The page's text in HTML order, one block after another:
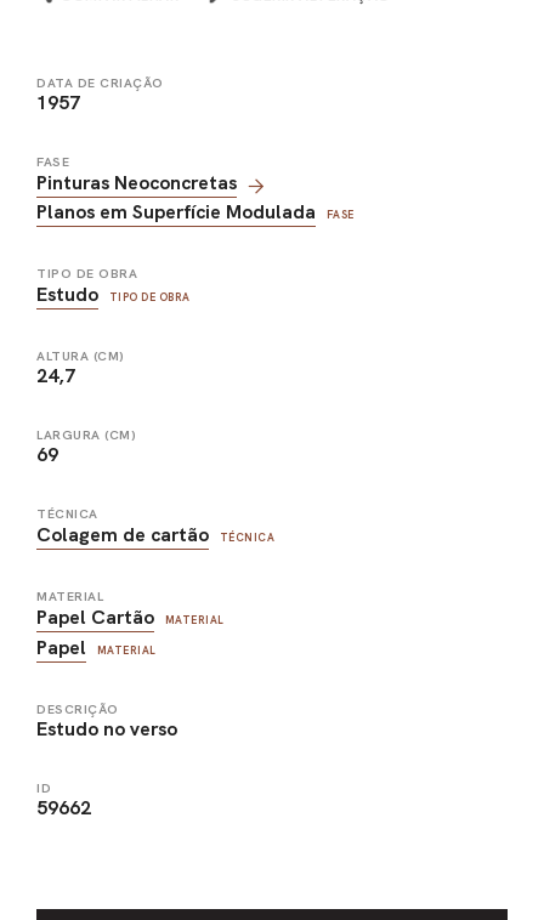
DATA DE CRIAÇÃO
1957
FASE
Pinturas Neoconcretas
Planos em Superfície Modulada
FASE
TIPO DE OBRA
Estudo TIPO DE OBRA
ALTURA (CM)
24,7
LARGURA (CM)
69
TÉCNICA
Colagem de cartão TÉCNICA
MATERIAL
Papel Cartão MATERIAL
Papel MATERIAL
DESCRIÇÃO
Estudo no verso
ID
59662